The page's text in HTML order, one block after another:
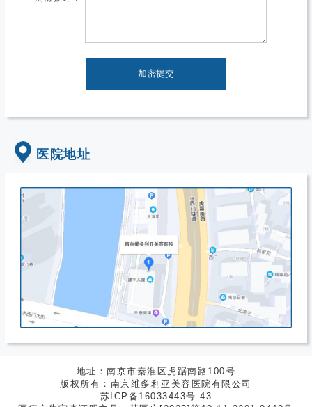
加密提交
医院地址
地址：南京市秦淮区虎踞南路100号
版权所有：南京维多利亚美容医院有限公司
苏ICP备16033443号-43